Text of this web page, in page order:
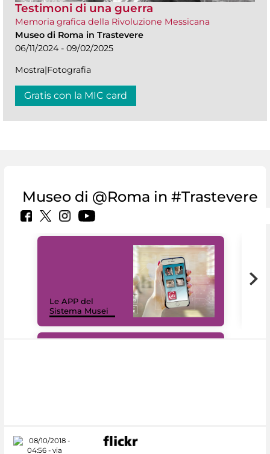
Testimoni di una guerra
Memoria grafica della Rivoluzione Messicana
Museo di Roma in Trastevere
06/11/2024 - 09/02/2025
Mostra|Fotografia
Gratis con la MIC card
Museo di @Roma in #Trastevere
Le APP del
Sistema Musei